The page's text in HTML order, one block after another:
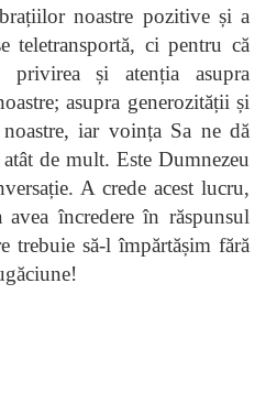
noastre pozitive și a
teletransportă, ci pentru că
privirea și atenția asupra
asupra generozității și
iar voința Sa ne dă
de mult. Este Dumnezeu
A crede acest lucru,
încredere în răspunsul
trebuie să-l împărtășim fără